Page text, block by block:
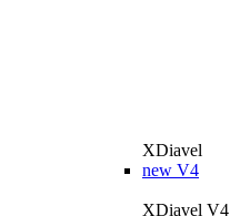
XDiavel
new V4
XDiavel V4